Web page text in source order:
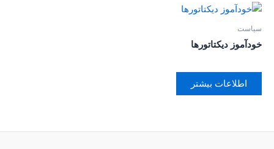
سیاست
خودآموز دیکتاتورها
اطلاعات بیشتر